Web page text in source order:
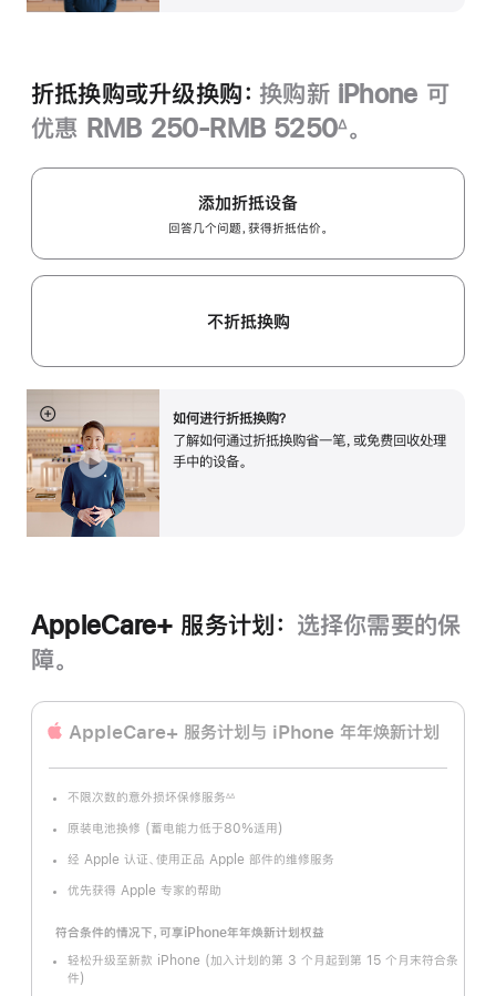
折抵换购或升级换购： 换购新 iPhone 可
优惠 RMB 250-RMB 5250
注
∆。
添加折抵设备
回答几个问题，获得折抵估价。
不折抵换购
如何进行折抵换购？
了解如何通过折抵换购省一笔，或免费回收处理
手中的设备。
展
开
AppleCare+ 服务计划： 选择你需要的保
障。
AppleCare+ 服务计划 与 iPhone 年年焕新计划
不限次数的意外损坏保修服务∆∆
原装电池换修 (蓄电能力低于80%适用)
经 Apple 认证、使用正品 Apple 部件的维修服务
优先获得 Apple 专家的帮助
符合条件的情况下，可享iPhone年年焕新计划权益
轻松升级至新款 iPhone (加入计划的第 3 个月起到第 15 个月末符合条
件)